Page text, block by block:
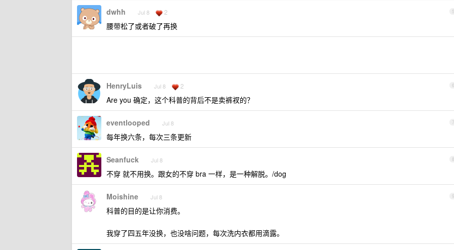
5
dwhh Jul 8 2
腰带松了或者破了再换
6
HenryLuis Jul 8 2
Are you 确定，这个科普的背后不是卖裤衩的？
7
eventlooped Jul 8
每年换六条，每次三条更新
8
Seanfuck Jul 8
不穿 就不用换。跟女的不穿 bra 一样，是一种解脱。/dog
9
Moishine Jul 8
科普的目的是让你消费。
我穿了四五年没换，也没啥问题，每次洗内衣都用滴露。